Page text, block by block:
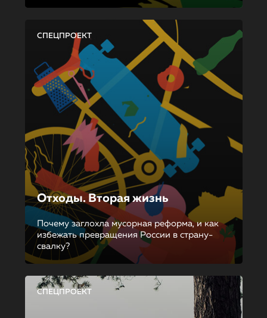
СПЕЦПРОЕКТ
Отходы. Вторая жизнь
Почему заглохла мусорная реформа, и как
избежать превращения России в страну-
свалку?
СПЕЦПРОЕКТ